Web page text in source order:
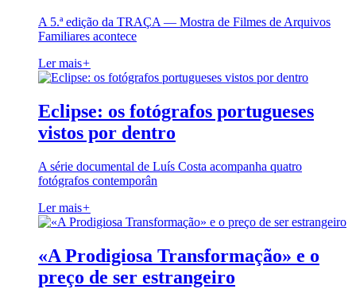
A 5.ª edição da TRAÇA — Mostra de Filmes de Arquivos
Familiares acontece
Ler mais+
Eclipse: os fotógrafos portugueses
vistos por dentro
A série documental de Luís Costa acompanha quatro
fotógrafos contemporân
Ler mais+
«A Prodigiosa Transformação» e o
preço de ser estrangeiro